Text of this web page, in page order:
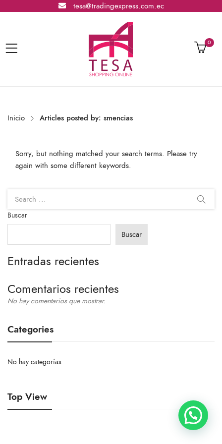
tesa@tradingexpress.com.ec
0
Inicio Articles posted by: smencias
Sorry, but nothing matched your search terms. Please try
again with some different keywords.
Buscar
Buscar
Entradas recientes
Comentarios recientes
No hay comentarios que mostrar.
Categories
No hay categorías
Top View